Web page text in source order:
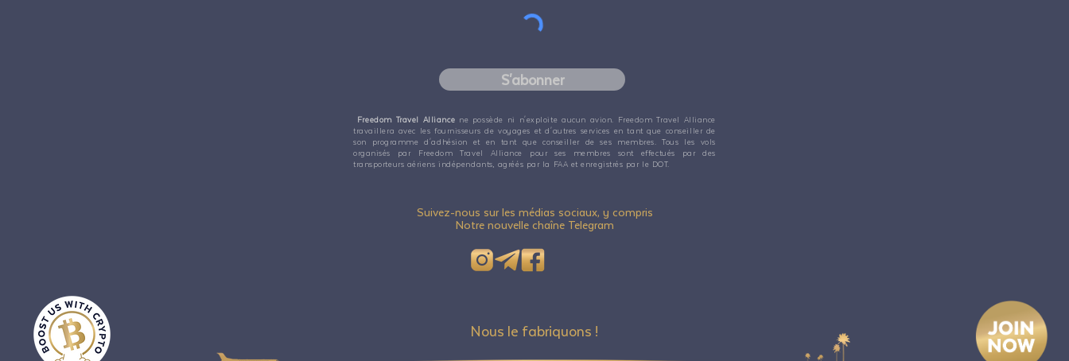
S'abonner
Freedom Travel Alliance ne possède ni n'exploite aucun avion. Freedom Travel Alliance
travaillera avec les fournisseurs de voyages et d'autres services en tant que conseiller de
son programme d'adhésion et en tant que conseiller de ses membres. Tous les vols
organisés par Freedom Travel Alliance pour ses membres sont effectués par des
transporteurs aériens indépendants, agréés par la FAA et enregistrés par le DOT.
Suivez-nous sur les médias sociaux, y compris
Notre nouvelle chaîne Telegram
Nous le fabriquons !